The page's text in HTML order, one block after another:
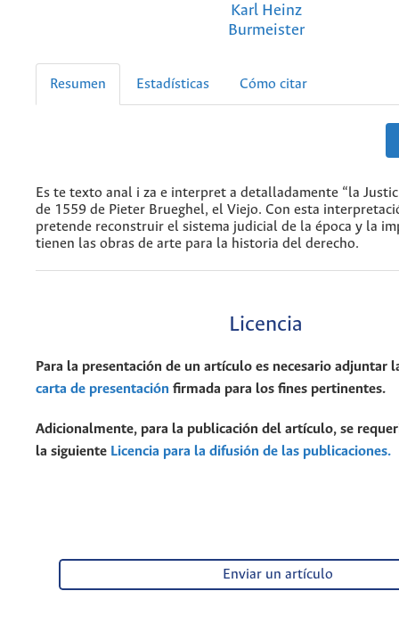
Karl Heinz
Burmeister
Resumen Estadísticas Cómo citar
Es te texto anal i za e interpret a detalladamente “la
de 1559 de Pieter Brueghel, el Viejo. Con esta
pretende reconstruir el sistema judicial de la época y la
tienen las obras de arte para la historia del derecho.
Licencia
Para la presentación de un artículo es necesario adjuntar
carta de presentación firmada para los fines pertinentes.
Adicionalmente, para la publicación del artículo, se
la siguiente Licencia para la difusión de las publicaciones.
Enviar un artículo